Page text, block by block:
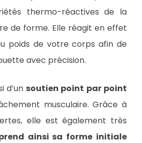
thermo-réactives de la
de forme. Elle réagit en effet
poids de votre corps afin de
avec précision.
d’un soutien point par point
musculaire. Grâce à
elle est également très
ainsi sa forme initiale